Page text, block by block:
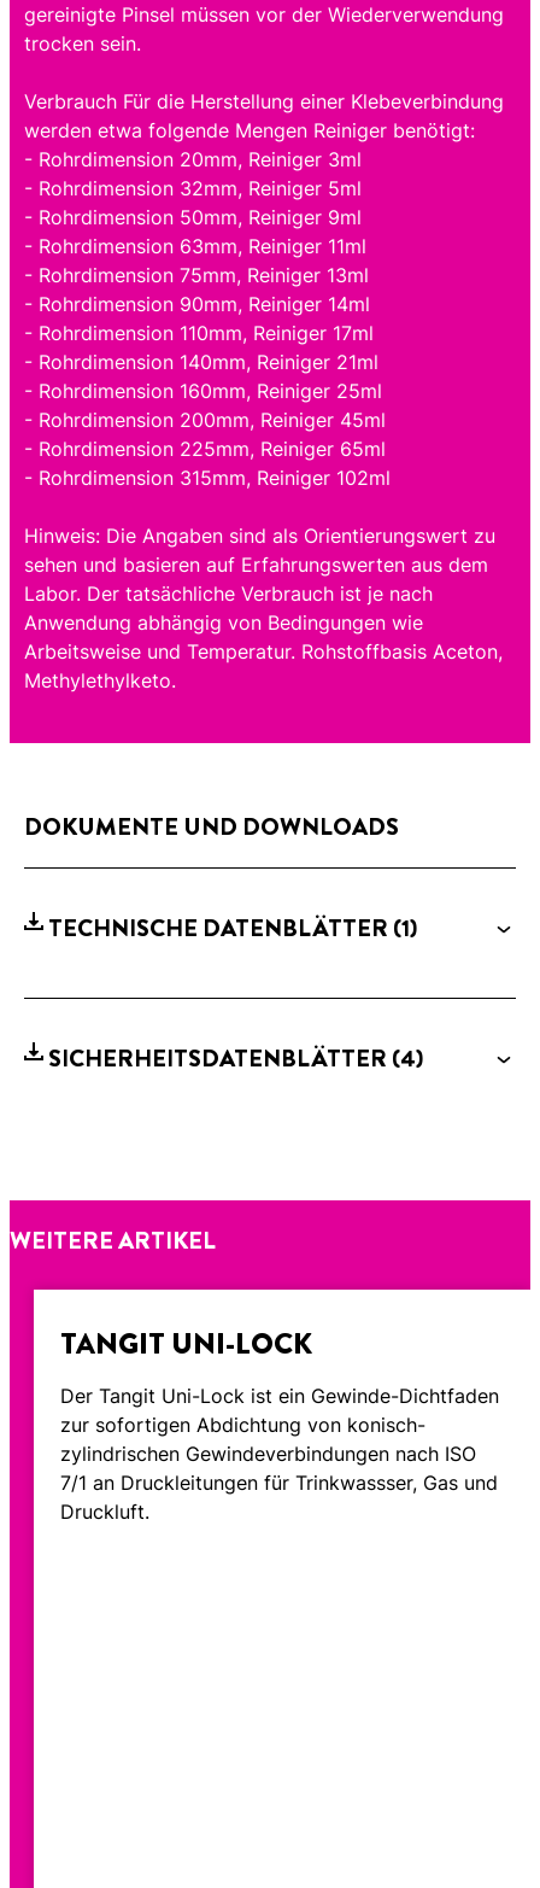
gereinigte Pinsel müssen vor der Wiederverwendung
trocken sein.
Verbrauch Für die Herstellung einer Klebeverbindung
werden etwa folgende Mengen Reiniger benötigt:
- Rohrdimension 20mm, Reiniger 3ml
- Rohrdimension 32mm, Reiniger 5ml
- Rohrdimension 50mm, Reiniger 9ml
- Rohrdimension 63mm, Reiniger 11ml
- Rohrdimension 75mm, Reiniger 13ml
- Rohrdimension 90mm, Reiniger 14ml
- Rohrdimension 110mm, Reiniger 17ml
- Rohrdimension 140mm, Reiniger 21ml
- Rohrdimension 160mm, Reiniger 25ml
- Rohrdimension 200mm, Reiniger 45ml
- Rohrdimension 225mm, Reiniger 65ml
- Rohrdimension 315mm, Reiniger 102ml
Hinweis: Die Angaben sind als Orientierungswert zu
sehen und basieren auf Erfahrungswerten aus dem
Labor. Der tatsächliche Verbrauch ist je nach
Anwendung abhängig von Bedingungen wie
Arbeitsweise und Temperatur. Rohstoffbasis Aceton,
Methylethylketo.
DOKUMENTE UND DOWNLOADS
TECHNISCHE DATENBLÄTTER (1)
SICHERHEITSDATENBLÄTTER (4)
WEITERE ARTIKEL
TANGIT UNI-LOCK
Der Tangit Uni-Lock ist ein Gewinde-Dichtfaden
zur sofortigen Abdichtung von konisch-
zylindrischen Gewindeverbindungen nach ISO
7/1 an Druckleitungen für Trinkwassser, Gas und
Druckluft.